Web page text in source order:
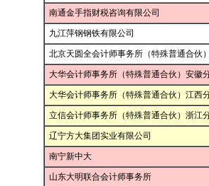
南通金手指财税咨询有限公司
九江萍钢钢铁有限公司
北京天圆全会计师事务所（特殊普通合伙
大华会计师事务所（特殊普通合伙）安徽
大华会计师事务所（特殊普通合伙）江西
立信会计师事务所（特殊普通合伙）浙江
辽宁方大集团实业有限公司
南宁新中大
山东大明联合会计师事务所